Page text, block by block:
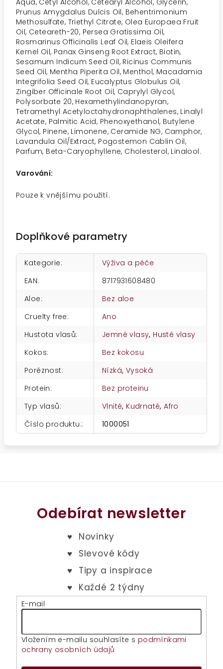
Aqua, Cetyl Alcohol, Cetearyl Alcohol, Glycerin,
Prunus Amygdalus Dulcis Oil, Behentrimonium
Methosulfate, Triethyl Citrate, Olea Europaea Fruit
Oil, Ceteareth-20, Persea Gratissima Oil,
Rosmarinus Officinalis Leaf Oil, Elaeis Oleifera
Kernel Oil, Panax Ginseng Root Extract, Biotin,
Sesamum Indicum Seed Oil, Ricinus Communis
Seed Oil, Mentha Piperita Oil, Menthol, Macadamia
Integrifolia Seed Oil, Eucalyptus Globulus Oil,
Zingiber Officinale Root Oil, Caprylyl Glycol,
Polysorbate 20, Hexamethylindanopyran,
Tetramethyl Acetyloctahydronaphthalenes, Linalyl
Acetate, Palmitic Acid, Phenoxyethanol, Butylene
Glycol, Pinene, Limonene, Ceramide NG, Camphor,
Lavandula Oil/Extract, Pogostemon Cablin Oil,
Parfum, Beta-Caryophyllene, Cholesterol, Linalool.
Varování:
Pouze k vnějšímu použití.
Doplňkové parametry
Kategorie:
Výživa a péče
EAN:
8717931608480
Aloe:
Bez aloe
Cruelty free:
Ano
Hustota vlasů: Jemné vlasy, Husté vlasy
Kokos:
Bez kokosu
Poréznost: Nízká, Vysoká
Protein:
Bez proteinu
Typ vlasů: Vlnité, Kudrnaté,Afro
Číslo produktu:: 1000051
Odebírat newsletter
E-mail
Vložením e-mailu souhlasíte s podmínkami
ochrany osobních údajů